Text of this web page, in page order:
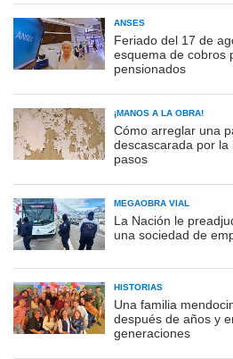
ANSES
Feriado del 17 de
esquema de cobros
pensionados
¡MANOS A LA OBRA!
Cómo arreglar una
descascarada por
pasos
MEGAOBRA VIAL
La Nación le
una sociedad de
HISTORIAS
Una familia
después de años y
generaciones